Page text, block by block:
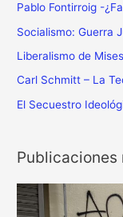
Pablo Fontirroig -
Socialismo: Guerra
Liberalismo de
Carl Schmitt – La
El Secuestro
Publicaciones